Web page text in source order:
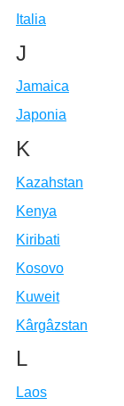
Italia
J
Jamaica
Japonia
K
Kazahstan
Kenya
Kiribati
Kosovo
Kuweit
Kârgâzstan
L
Laos